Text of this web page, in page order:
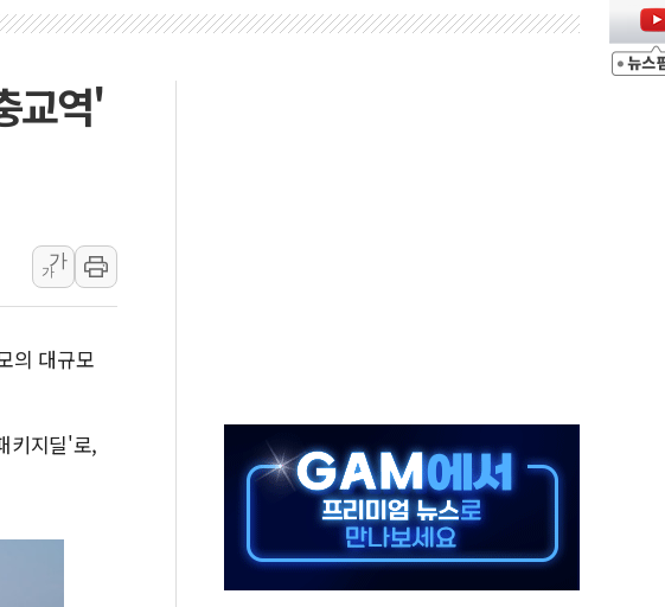
수거하다 참변…60대 환경미화원 수거차에 치여 사망
령 "결혼 때문에 손해 보는 일 없게"…'결혼 페널티' 22개 과제 손본다
오동도 인근 해상서 모터보트 전복…1명 사망·1명 실종
' 꺼낸 김민석에 '뻔뻔' 받아친 정청래…제주 연설서 신경전 고조
령, ISA 개편 재검토 지시…與 "적극 환영"·野 "졸속 국정"
폭염에 온열질환 사망 23명…정부, 비상대응기구 가동
용대리 계곡서 수위 상승으로 피서객 7명 고립…전원 구조
시, 11~14일 '별똥별 멍' 운영…페르세우스 유성우 관측
중·남부 동해안 시간당 50mm 이상 폭우…호우경보 발효
밭에서 일하던 90대 숨져…온열질환 여부 조사
에 車 운전면허 기능시험 오전 집중 편성…체감온도 38도 넘으면 중단
교역'
가
가
의 대규모
키지딜'로,